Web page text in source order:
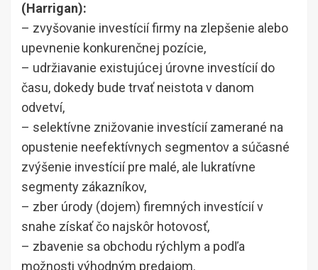
(Harrigan):
– zvyšovanie investícií firmy na zlepšenie alebo
upevnenie konkurenčnej pozície,
– udržiavanie existujúcej úrovne investícií do
času, dokedy bude trvať neistota v danom
odvetví,
– selektívne znižovanie investícií zamerané na
opustenie neefektívnych segmentov a súčasné
zvýšenie investícií pre malé, ale lukratívne
segmenty zákazníkov,
– zber úrody (dojem) firemných investícií v
snahe získať čo najskôr hotovosť,
– zbavenie sa obchodu rýchlym a podľa
možnosti výhodným predajom.